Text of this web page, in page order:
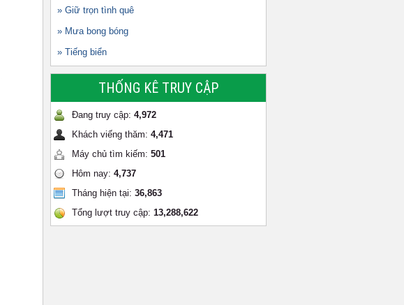
» Giữ trọn tình quê
» Mưa bong bóng
» Tiếng biển
THỐNG KÊ TRUY CẬP
Đang truy cập: 4,972
Khách viếng thăm: 4,471
Máy chủ tìm kiếm: 501
Hôm nay: 4,737
Tháng hiện tại: 36,863
Tổng lượt truy cập: 13,288,622